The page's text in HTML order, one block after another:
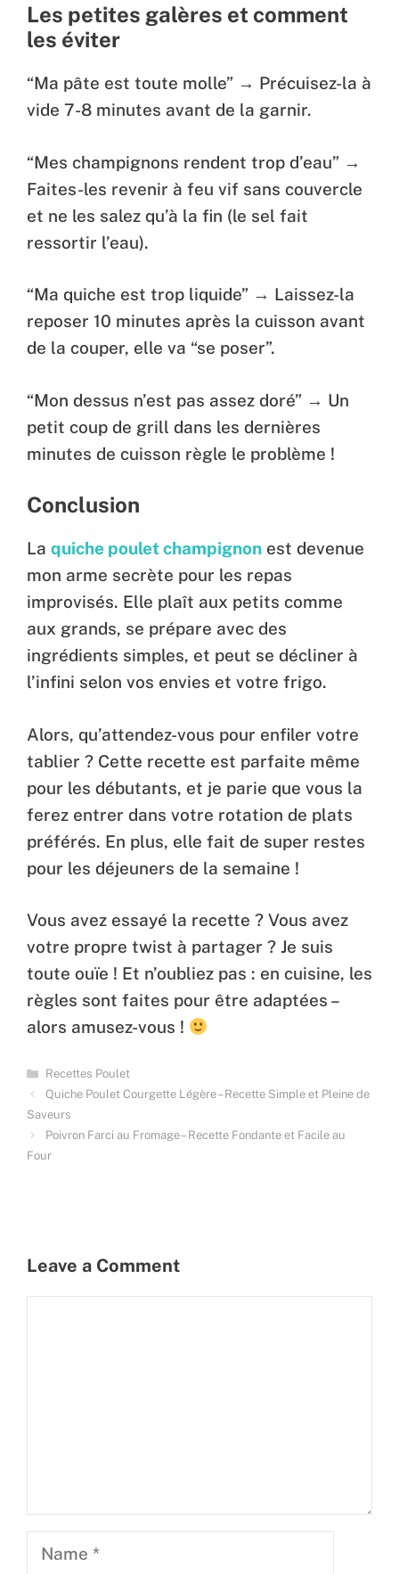
Les petites galères et comment
les éviter
“Ma pâte est toute molle” → Précuisez-la à
vide 7-8 minutes avant de la garnir.
“Mes champignons rendent trop d’eau” →
Faites-les revenir à feu vif sans couvercle
et ne les salez qu’à la fin (le sel fait
ressortir l’eau).
“Ma quiche est trop liquide” → Laissez-la
reposer 10 minutes après la cuisson avant
de la couper, elle va “se poser”.
“Mon dessus n’est pas assez doré” → Un
petit coup de grill dans les dernières
minutes de cuisson règle le problème !
Conclusion
La quiche poulet champignon est devenue
mon arme secrète pour les repas
improvisés. Elle plaît aux petits comme
aux grands, se prépare avec des
ingrédients simples, et peut se décliner à
l’infini selon vos envies et votre frigo.
Alors, qu’attendez-vous pour enfiler votre
tablier ? Cette recette est parfaite même
pour les débutants, et je parie que vous la
ferez entrer dans votre rotation de plats
préférés. En plus, elle fait de super restes
pour les déjeuners de la semaine !
Vous avez essayé la recette ? Vous avez
votre propre twist à partager ? Je suis
toute ouïe ! Et n’oubliez pas : en cuisine, les
règles sont faites pour être adaptées –
alors amusez-vous !
Categories
Recettes Poulet
Quiche Poulet Courgette Légère – Recette Simple et Pleine de
Saveurs
Poivron Farci au Fromage – Recette Fondante et Facile au
Four
Leave a Comment
Name